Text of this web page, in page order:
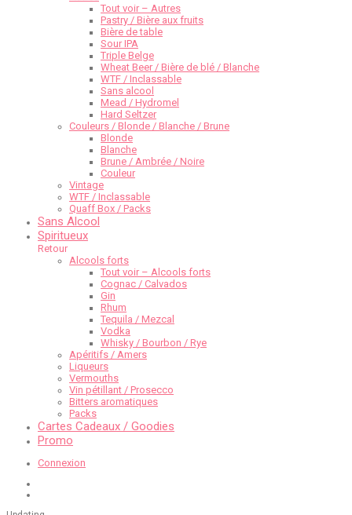
Tout voir – Autres
Pastry / Bière aux fruits
Bière de table
Sour IPA
Triple Belge
Wheat Beer / Bière de blé / Blanche
WTF / Inclassable
Sans alcool
Mead / Hydromel
Hard Seltzer
Couleurs / Blonde / Blanche / Brune
Blonde
Blanche
Brune / Ambrée / Noire
Couleur
Vintage
WTF / Inclassable
Quaff Box / Packs
Sans Alcool
Spiritueux
Retour
Alcools forts
Tout voir – Alcools forts
Cognac / Calvados
Gin
Rhum
Tequila / Mezcal
Vodka
Whisky / Bourbon / Rye
Apéritifs / Amers
Liqueurs
Vermouths
Vin pétillant / Prosecco
Bitters aromatiques
Packs
Cartes Cadeaux / Goodies
Promo
Connexion